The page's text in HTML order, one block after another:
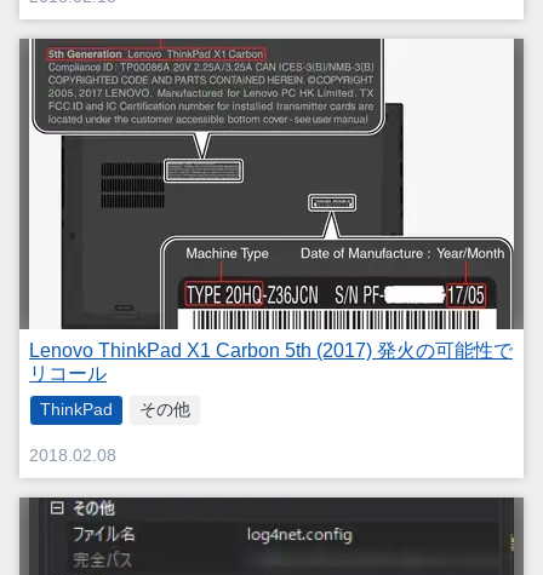
Lenovo ThinkPad X1 Carbon 5th (2017) 発火の可能性で
リコール
ThinkPad その他
2018.02.08